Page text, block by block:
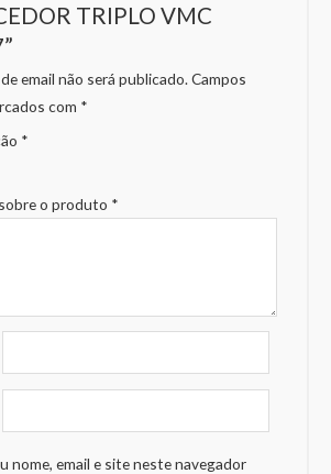
TRIPLO VMC
email não será publicado. Campos
com *
*
o produto *
nome, email e site neste navegador